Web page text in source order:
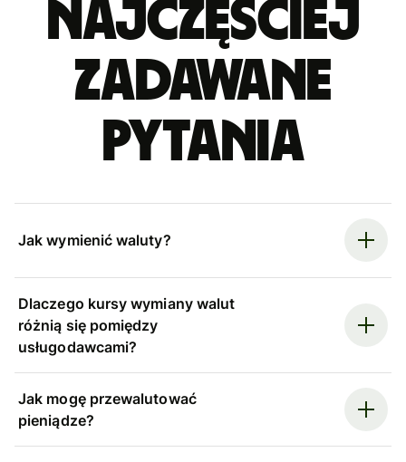
Najczęściej
zadawane
pytania
Jak wymienić waluty?
Dlaczego kursy wymiany walut
różnią się pomiędzy
usługodawcami?
Jak mogę przewalutować
pieniądze?